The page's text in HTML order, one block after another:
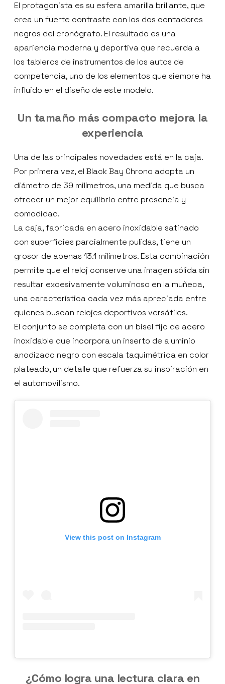
El protagonista es su esfera amarilla brillante, que
crea un fuerte contraste con los dos contadores
negros del cronógrafo. El resultado es una
apariencia moderna y deportiva que recuerda a
los tableros de instrumentos de los autos de
competencia, uno de los elementos que siempre ha
influido en el diseño de este modelo.
Un tamaño más compacto mejora la
experiencia
Una de las principales novedades está en la caja.
Por primera vez, el Black Bay Chrono adopta un
diámetro de 39 milímetros, una medida que busca
ofrecer un mejor equilibrio entre presencia y
comodidad.
La caja, fabricada en acero inoxidable satinado
con superficies parcialmente pulidas, tiene un
grosor de apenas 13.1 milímetros. Esta combinación
permite que el reloj conserve una imagen sólida sin
resultar excesivamente voluminoso en la muñeca,
una característica cada vez más apreciada entre
quienes buscan relojes deportivos versátiles.
El conjunto se completa con un bisel fijo de acero
inoxidable que incorpora un inserto de aluminio
anodizado negro con escala taquimétrica en color
plateado, un detalle que refuerza su inspiración en
el automovilismo.
View this post on Instagram
¿Cómo logra una lectura clara en